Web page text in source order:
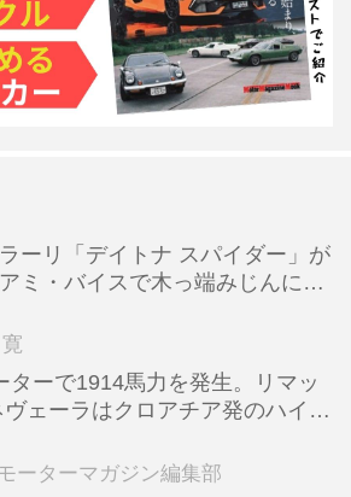
ーリ「デイトナ スパイダー」が
ミ・バイスで木っ端みじんにな
ターで1914馬力を発生。リマッ
ヴェーラはクロアチア発のハイパ
115】
ーターマガジン編集部